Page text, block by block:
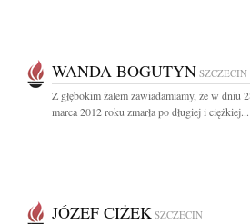
WANDA BOGUTYN SZCZECIN
Z głębokim żalem zawiadamiamy, że w dniu
marca 2012 roku zmarła po długiej i ciężkiej...
JÓZEF CIŻEK SZCZECIN